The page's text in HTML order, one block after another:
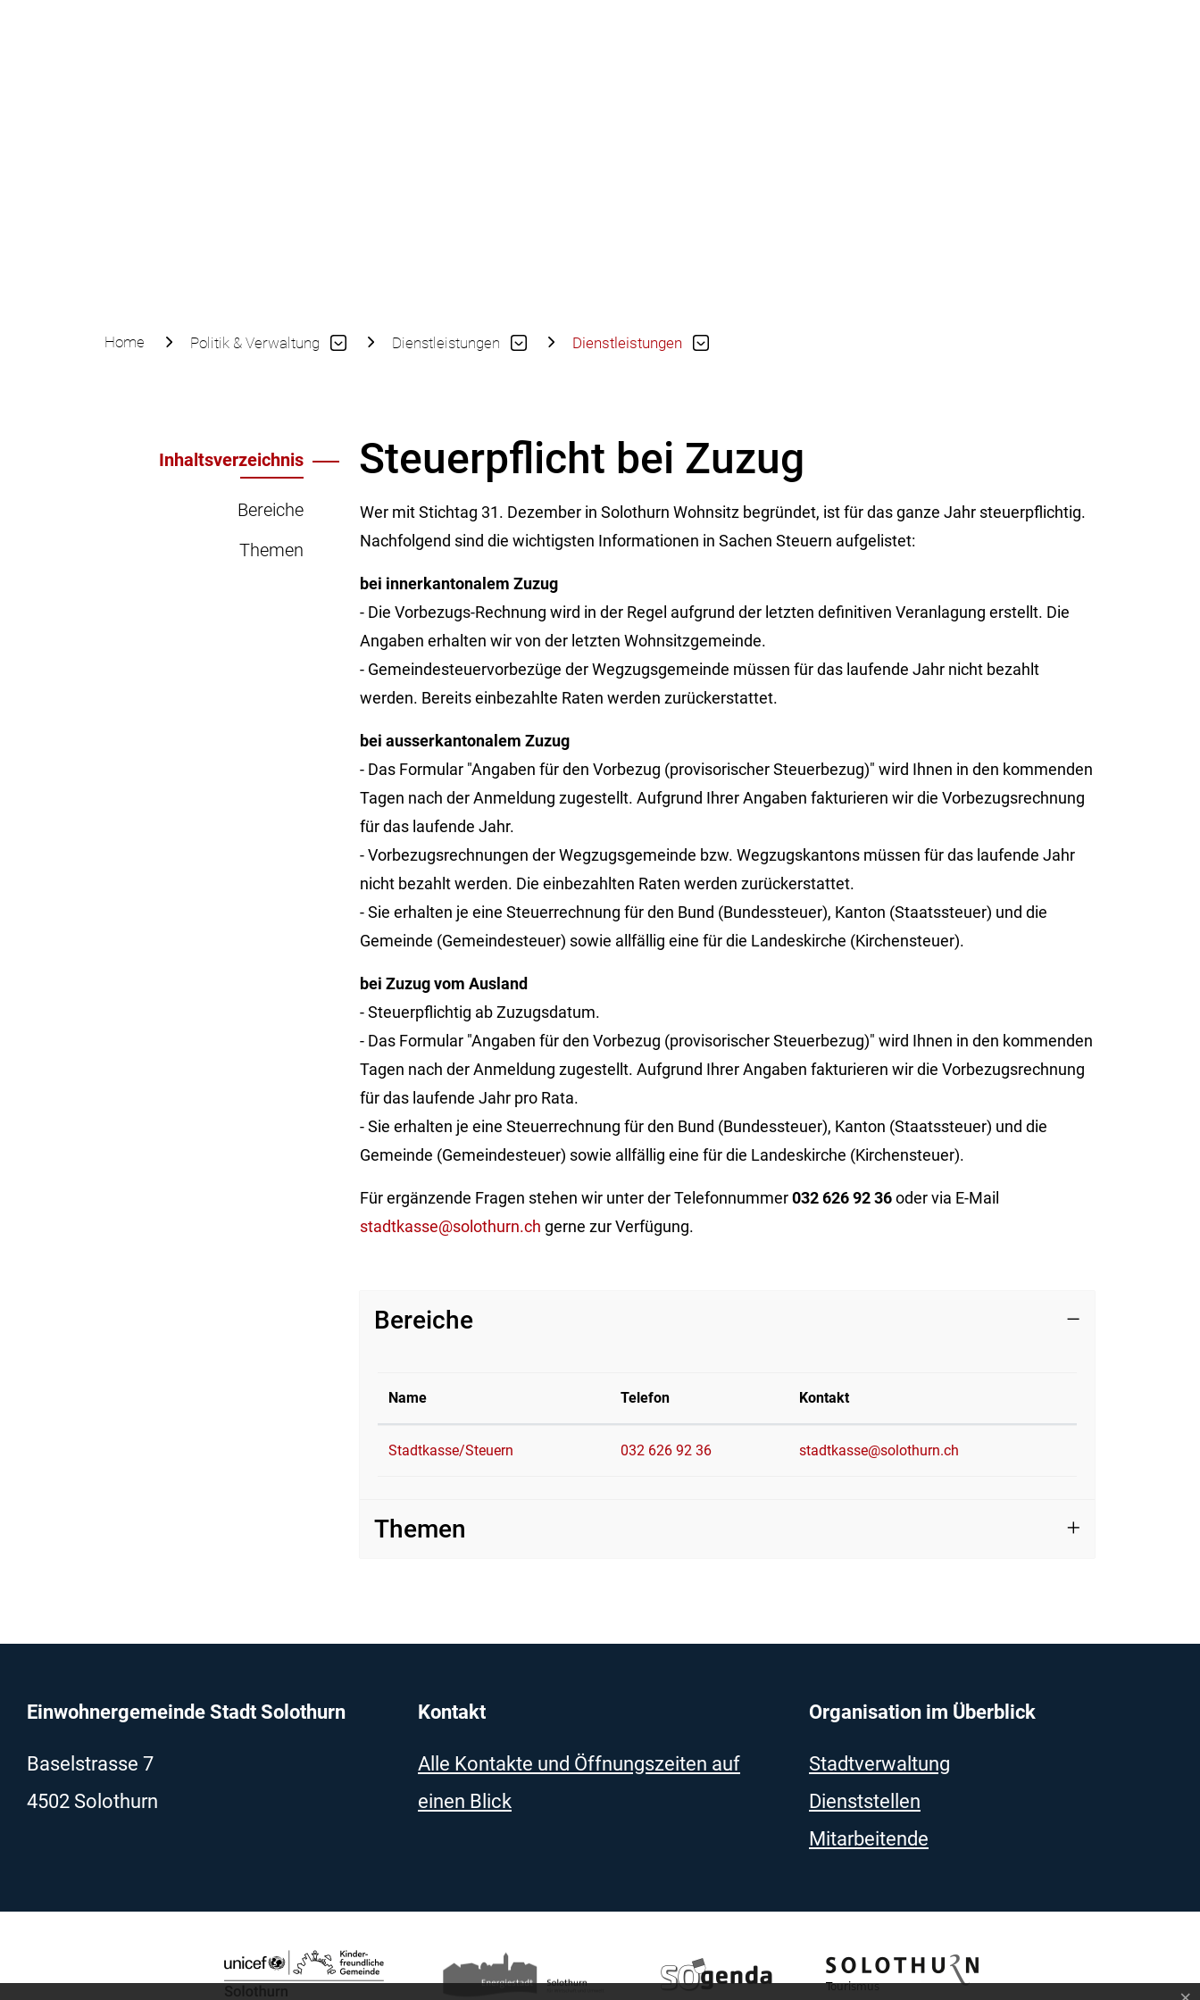
Home Politik & Verwaltung Dienstleistungen Dienstleistungen
Inhaltsverzeichnis
Bereiche
Themen
Steuerpflicht bei Zuzug
Wer mit Stichtag 31. Dezember in Solothurn Wohnsitz begründet, ist für das ganze Jahr steuerpflichtig.
Nachfolgend sind die wichtigsten Informationen in Sachen Steuern aufgelistet:
bei innerkantonalem Zuzug
- Die Vorbezugs-Rechnung wird in der Regel aufgrund der letzten definitiven Veranlagung erstellt. Die
Angaben erhalten wir von der letzten Wohnsitzgemeinde.
- Gemeindesteuervorbezüge der Wegzugsgemeinde müssen für das laufende Jahr nicht bezahlt
werden. Bereits einbezahlte Raten werden zurückerstattet.
bei ausserkantonalem Zuzug
- Das Formular "Angaben für den Vorbezug (provisorischer Steuerbezug)" wird Ihnen in den kommenden
Tagen nach der Anmeldung zugestellt. Aufgrund Ihrer Angaben fakturieren wir die Vorbezugsrechnung
für das laufende Jahr.
- Vorbezugsrechnungen der Wegzugsgemeinde bzw. Wegzugskantons müssen für das laufende Jahr
nicht bezahlt werden. Die einbezahlten Raten werden zurückerstattet.
- Sie erhalten je eine Steuerrechnung für den Bund (Bundessteuer), Kanton (Staatssteuer) und die
Gemeinde (Gemeindesteuer) sowie allfällig eine für die Landeskirche (Kirchensteuer).
bei Zuzug vom Ausland
- Steuerpflichtig ab Zuzugsdatum.
- Das Formular "Angaben für den Vorbezug (provisorischer Steuerbezug)" wird Ihnen in den kommenden
Tagen nach der Anmeldung zugestellt. Aufgrund Ihrer Angaben fakturieren wir die Vorbezugsrechnung
für das laufende Jahr pro Rata.
- Sie erhalten je eine Steuerrechnung für den Bund (Bundessteuer), Kanton (Staatssteuer) und die
Gemeinde (Gemeindesteuer) sowie allfällig eine für die Landeskirche (Kirchensteuer).
Für ergänzende Fragen stehen wir unter der Telefonnummer032 626 92 36oder via E-Mail
stadtkasse@solothurn.ch gerne zur Verfügung.
Bereiche
Name Telefon Kontakt
Stadtkasse/Steuern 032 626 92 36 stadtkasse@solothurn.ch
Themen
Einwohnergemeinde Stadt Solothurn
Baselstrasse 7
4502 Solothurn
Kontakt
Alle Kontakte und Öffnungszeiten auf
einen Blick
Organisation im Überblick
Stadtverwaltung
Dienststellen
Mitarbeitende